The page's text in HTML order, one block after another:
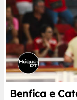
Benfica e